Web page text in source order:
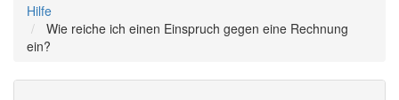
Hilfe
Wie reiche ich einen Einspruch gegen eine Rechnung
ein?